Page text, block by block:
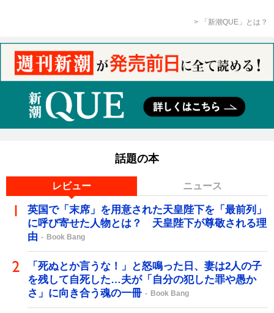
「新潮QUE」とは？
話題の本
レビュー ニュース
英国で「末席」を用意された天皇陛下を「最前列」
に呼び寄せた人物とは？ 天皇陛下が尊敬される理
由
Book Bang
「死ぬとか言うな！」と怒鳴った日、妻は2人の子
を残して自死した…夫が「自分の犯した罪や愚か
さ」に向き合う魂の一冊
Book Bang